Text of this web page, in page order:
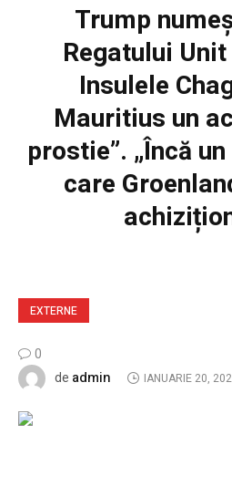
Trump
Regatului
Insulele
Mauritius un
prostie”. „Încă
care
EXTERNE
0
de admin IANUARIE 20,